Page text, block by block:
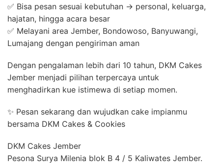
✅ Bisa pesan sesuai kebutuhan → personal, keluarga,
hajatan, hingga acara besar
✅ Melayani area Jember, Bondowoso, Banyuwangi,
Lumajang dengan pengiriman aman
Dengan pengalaman lebih dari 10 tahun, DKM Cakes
Jember menjadi pilihan terpercaya untuk
menghadirkan kue istimewa di setiap momen.
✨ Pesan sekarang dan wujudkan cake impianmu
bersama DKM Cakes & Cookies
DKM Cakes Jember
Pesona Surya Milenia blok B 4 / 5 Kaliwates Jember.